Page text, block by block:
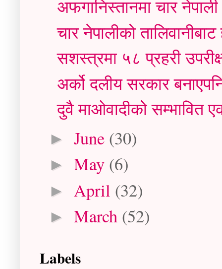
अफगानिस्तानमा चार नेपाली
चार नेपालीको तालिवानीबाट
सशस्त्रमा ५८ प्रहरी
अर्को दलीय सरकार
दुवै माओवादीको सम्भावित
► June (30)
► May (6)
► April (32)
► March (52)
Labels